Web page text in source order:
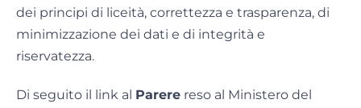
dei principi di liceità, correttezza e trasparenza, di
minimizzazione dei dati e di integrità e
riservatezza.
Di seguito il link al Parere reso al Ministero del